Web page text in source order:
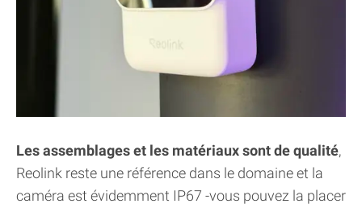
Les assemblages et les matériaux sont de qualité,
Reolink reste une référence dans le domaine et la
caméra est évidemment IP67 -vous pouvez la placer